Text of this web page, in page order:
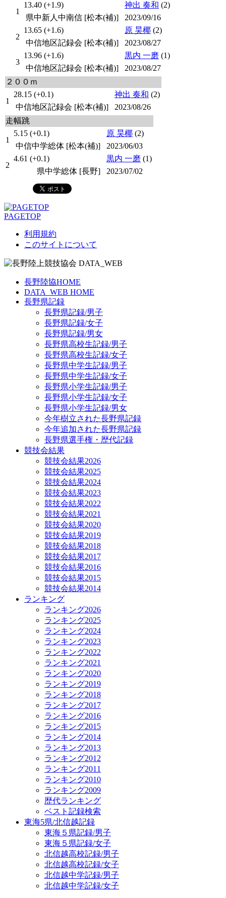
1
13.40 (+1.9) 神出 奏和 (2)
県中新人中南信 [松本(補)]
2023/09/16
2
13.65 (+1.6) 原 昊椰 (2)
中信地区記録会 [松本(補)]
2023/08/27
3
13.96 (+1.6) 黒内 一磨 (1)
中信地区記録会 [松本(補)]
2023/08/27
２００ｍ
1
28.15 (+0.1) 神出 奏和 (2)
中信地区記録会 [松本(補)]
2023/08/26
走幅跳
1
5.15 (+0.1) 原 昊椰 (2)
中信中学総体 [松本(補)]
2023/06/03
2
4.61 (+0.1) 黒内 一磨 (1)
県中学総体 [長野]
2023/07/02
PAGETOP
利用規約
このサイトについて
長野陸協HOME
DATA_WEB HOME
長野県記録
長野県記録/男子
長野県記録/女子
長野県記録/男女
長野県高校生記録/男子
長野県高校生記録/女子
長野県中学生記録/男子
長野県中学生記録/女子
長野県小学生記録/男子
長野県小学生記録/女子
長野県小学生記録/男女
今年樹立された長野県記録
今年追加された長野県記録
長野県選手権・歴代記録
競技会結果
競技会結果2026
競技会結果2025
競技会結果2024
競技会結果2023
競技会結果2022
競技会結果2021
競技会結果2020
競技会結果2019
競技会結果2018
競技会結果2017
競技会結果2016
競技会結果2015
競技会結果2014
ランキング
ランキング2026
ランキング2025
ランキング2024
ランキング2023
ランキング2022
ランキング2021
ランキング2020
ランキング2019
ランキング2018
ランキング2017
ランキング2016
ランキング2015
ランキング2014
ランキング2013
ランキング2012
ランキング2011
ランキング2010
ランキング2009
歴代ランキング
ベスト記録検索
東海5県/北信越記録
東海５県記録/男子
東海５県記録/女子
北信越高校記録/男子
北信越高校記録/女子
北信越中学記録/男子
北信越中学記録/女子